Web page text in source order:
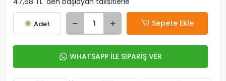
Adet Sepete Ekle
WHATSAPP İLE SİPARİŞ VER